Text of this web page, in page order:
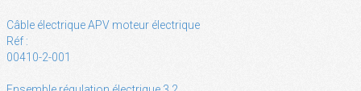
Câble électrique APV moteur électrique
Réf :
00410-2-001